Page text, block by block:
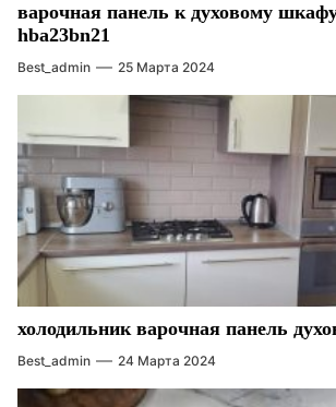
варочная панель к духовому
hba23bn21
Best_admin 25 Марта 2024
холодильник варочная панель
Best_admin 24 Марта 2024